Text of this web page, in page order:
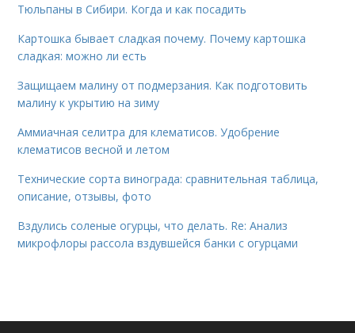
Тюльпаны в Сибири. Когда и как посадить
Картошка бывает сладкая почему. Почему картошка
сладкая: можно ли есть
Защищаем малину от подмерзания. Как подготовить
малину к укрытию на зиму
Аммиачная селитра для клематисов. Удобрение
клематисов весной и летом
Технические сорта винограда: сравнительная таблица,
описание, отзывы, фото
Вздулись соленые огурцы, что делать. Re: Анализ
микрофлоры рассола вздувшейся банки с огурцами